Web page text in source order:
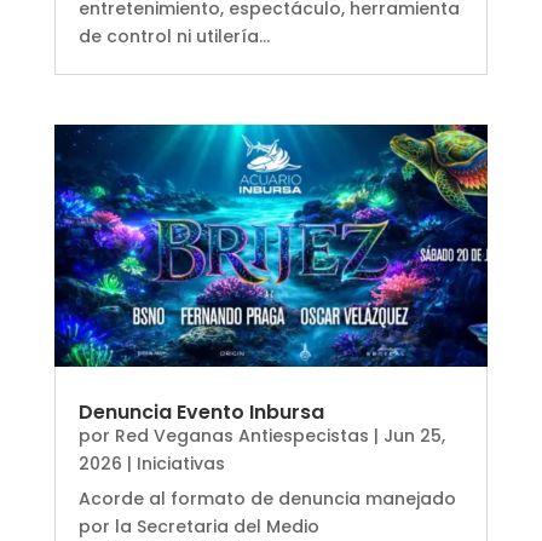
entretenimiento, espectáculo, herramienta
de control ni utilería...
Denuncia Evento Inbursa
por Red Veganas Antiespecistas | Jun 25,
2026 | Iniciativas
Acorde al formato de denuncia manejado
por la Secretaria del Medio